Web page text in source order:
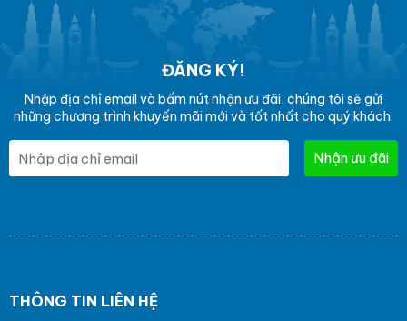
ĐĂNG KÝ!
Nhập địa chỉ email và bấm nút nhận ưu đãi, chúng tôi sẽ gửi
những chương trình khuyến mãi mới và tốt nhất cho quý khách.
Nhận ưu đãi
THÔNG TIN LIÊN HỆ